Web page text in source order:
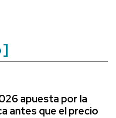
apuesta por la
antes que el precio